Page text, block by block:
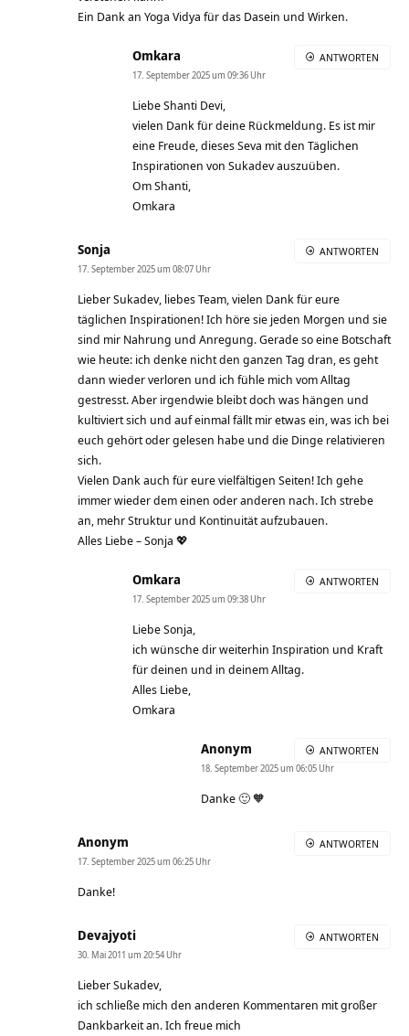
Ein Dank an Yoga Vidya für das Dasein und Wirken.
Omkara
17. September 2025 um 09:36 Uhr
Liebe Shanti Devi,
vielen Dank für deine Rückmeldung. Es ist mir
eine Freude, dieses Seva mit den Täglichen
Inspirationen von Sukadev auszuüben.
Om Shanti,
Omkara
ANTWORTEN
Sonja
17. September 2025 um 08:07 Uhr
Lieber Sukadev, liebes Team, vielen Dank für eure
täglichen Inspirationen! Ich höre sie jeden Morgen und sie
sind mir Nahrung und Anregung. Gerade so eine Botschaft
wie heute: ich denke nicht den ganzen Tag dran, es geht
dann wieder verloren und ich fühle mich vom Alltag
gestresst. Aber irgendwie bleibt doch was hängen und
kultiviert sich und auf einmal fällt mir etwas ein, was ich bei
euch gehört oder gelesen habe und die Dinge relativieren
sich.
Vielen Dank auch für eure vielfältigen Seiten! Ich gehe
immer wieder dem einen oder anderen nach. Ich strebe
an, mehr Struktur und Kontinuität aufzubauen.
Alles Liebe – Sonja 💖
ANTWORTEN
Omkara
17. September 2025 um 09:38 Uhr
Liebe Sonja,
ich wünsche dir weiterhin Inspiration und Kraft
für deinen und in deinem Alltag.
Alles Liebe,
Omkara
ANTWORTEN
Anonym
18. September 2025 um 06:05 Uhr
Danke 🙂 🧡
ANTWORTEN
Anonym
17. September 2025 um 06:25 Uhr
Danke!
ANTWORTEN
Devajyoti
30. Mai 2011 um 20:54 Uhr
Lieber Sukadev,
ich schließe mich den anderen Kommentaren mit großer
Dankbarkeit an. Ich freue mich
ANTWORTEN